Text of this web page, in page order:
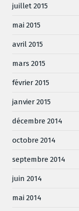
juillet 2015
mai 2015
avril 2015
mars 2015
février 2015
janvier 2015
décembre 2014
octobre 2014
septembre 2014
juin 2014
mai 2014